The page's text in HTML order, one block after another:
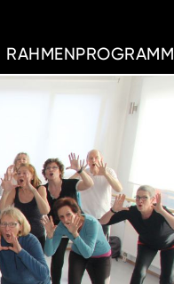
RAHMENPROGRAMM